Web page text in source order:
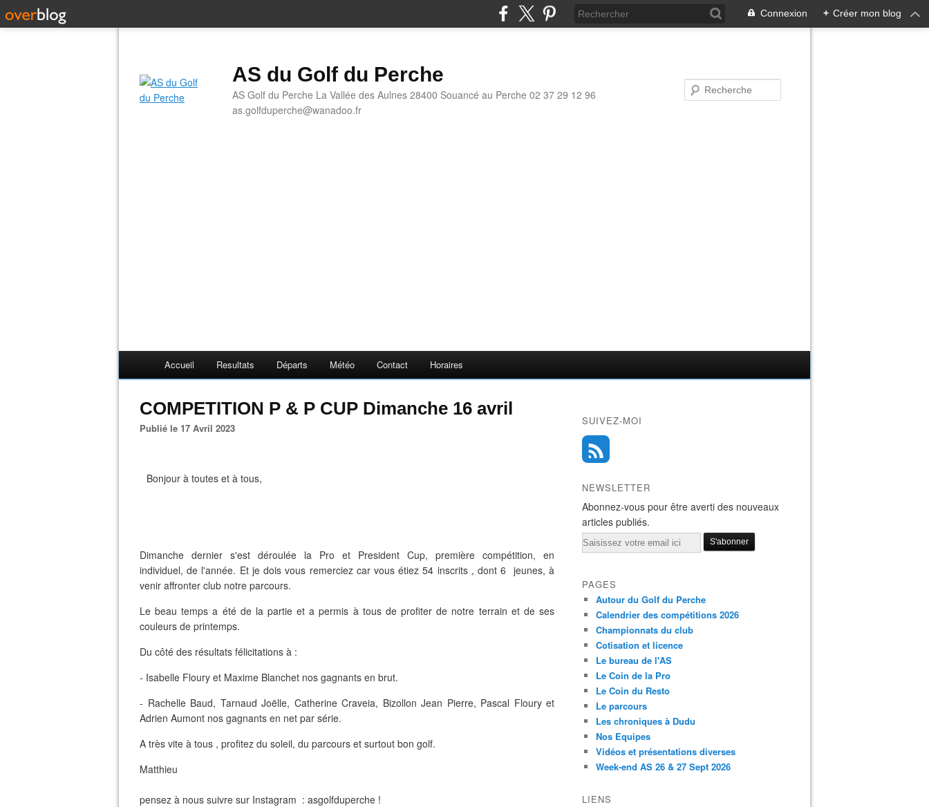
Connexion + Créer mon blog
AS du Golf du Perche
AS Golf du Perche La Vallée des Aulnes 28400 Souancé au Perche 02 37 29 12 96
as.golfduperche@wanadoo.fr
Accueil Resultats Départs Météo Contact Horaires
COMPETITION P & P CUP Dimanche 16 avril
Publié le 17 Avril 2023
Bonjour à toutes et à tous,
Dimanche dernier s'est déroulée la Pro et President Cup, première compétition, en
individuel, de l'année. Et je dois vous remerciez car vous étiez 54 inscrits , dont 6 jeunes, à
venir affronter club notre parcours.
Le beau temps a été de la partie et a permis à tous de profiter de notre terrain et de ses
couleurs de printemps.
Du côté des résultats félicitations à :
- Isabelle Floury et Maxime Blanchet nos gagnants en brut.
- Rachelle Baud, Tarnaud Joëlle, Catherine Craveia, Bizollon Jean Pierre, Pascal Floury et
Adrien Aumont nos gagnants en net par série.
A très vite à tous , profitez du soleil, du parcours et surtout bon golf.
Matthieu
pensez à nous suivre sur Instagram : asgolfduperche !
SUIVEZ-MOI
NEWSLETTER
Abonnez-vous pour être averti des nouveaux
articles publiés.
Email
PAGES
Autour du Golf du Perche
Calendrier des compétitions 2026
Championnats du club
Cotisation et licence
Le bureau de l'AS
Le Coin de la Pro
Le Coin du Resto
Le parcours
Les chroniques à Dudu
Nos Equipes
Vidéos et présentations diverses
Week-end AS 26 & 27 Sept 2026
LIENS